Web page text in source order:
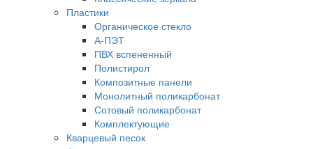
Пластики
Органическое стекло
А-ПЭТ
ПВХ вспененный
Полистирол
Композитные панели
Монолитный поликарбонат
Сотовый поликарбонат
Комплектующие
Кварцевый песок